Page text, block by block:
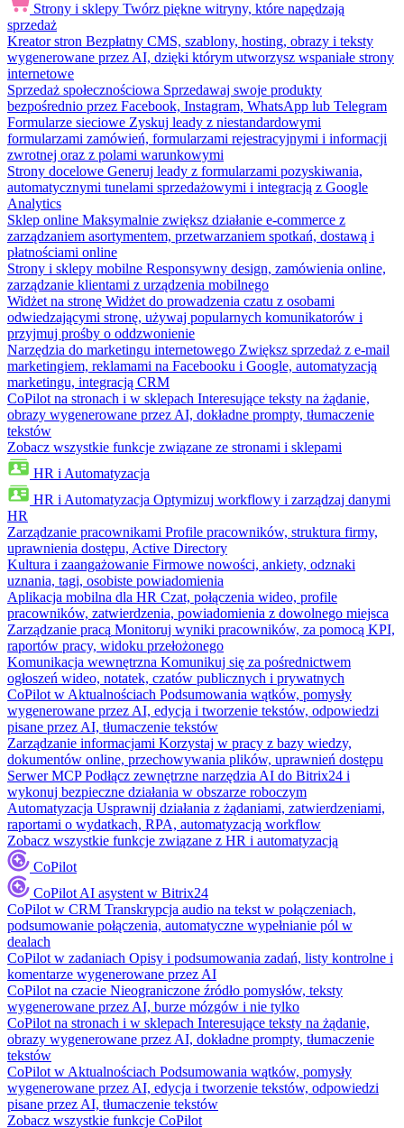
Strony i sklepy Twórz piękne witryny, które napędzają
sprzedaż
Kreator stron Bezpłatny CMS, szablony, hosting, obrazy i teksty
wygenerowane przez AI, dzięki którym utworzysz wspaniałe strony
internetowe
Sprzedaż społecznościowa Sprzedawaj swoje produkty
bezpośrednio przez Facebook, Instagram, WhatsApp lub Telegram
Formularze sieciowe Zyskuj leady z niestandardowymi
formularzami zamówień, formularzami rejestracyjnymi i informacji
zwrotnej oraz z polami warunkowymi
Strony docelowe Generuj leady z formularzami pozyskiwania,
automatycznymi tunelami sprzedażowymi i integracją z Google
Analytics
Sklep online Maksymalnie zwiększ działanie e-commerce z
zarządzaniem asortymentem, przetwarzaniem spotkań, dostawą i
płatnościami online
Strony i sklepy mobilne Responsywny design, zamówienia online,
zarządzanie klientami z urządzenia mobilnego
Widżet na stronę Widżet do prowadzenia czatu z osobami
odwiedzającymi stronę, używaj popularnych komunikatorów i
przyjmuj prośby o oddzwonienie
Narzędzia do marketingu internetowego Zwiększ sprzedaż z e-mail
marketingiem, reklamami na Facebooku i Google, automatyzacją
marketingu, integracją CRM
CoPilot na stronach i w sklepach Interesujące teksty na żądanie,
obrazy wygenerowane przez AI, dokładne prompty, tłumaczenie
tekstów
Zobacz wszystkie funkcje związane ze stronami i sklepami
HR i Automatyzacja
HR i Automatyzacja Optymizuj workflowy i zarządzaj danymi
HR
Zarządzanie pracownikami Profile pracowników, struktura firmy,
uprawnienia dostępu, Active Directory
Kultura i zaangażowanie Firmowe nowości, ankiety, odznaki
uznania, tagi, osobiste powiadomienia
Aplikacja mobilna dla HR Czat, połączenia wideo, profile
pracowników, zatwierdzenia, powiadomienia z dowolnego miejsca
Zarządzanie pracą Monitoruj wyniki pracowników, za pomocą KPI,
raportów pracy, widoku przełożonego
Komunikacja wewnętrzna Komunikuj się za pośrednictwem
ogłoszeń wideo, notatek, czatów publicznych i prywatnych
CoPilot w Aktualnościach Podsumowania wątków, pomysły
wygenerowane przez AI, edycja i tworzenie tekstów, odpowiedzi
pisane przez AI, tłumaczenie tekstów
Zarządzanie informacjami Korzystaj w pracy z bazy wiedzy,
dokumentów online, przechowywania plików, uprawnień dostępu
Serwer MCP Podłącz zewnętrzne narzędzia AI do Bitrix24 i
wykonuj bezpieczne działania w obszarze roboczym
Automatyzacja Usprawnij działania z żądaniami, zatwierdzeniami,
raportami o wydatkach, RPA, automatyzacją workflow
Zobacz wszystkie funkcje związane z HR i automatyzacją
CoPilot
CoPilot AI asystent w Bitrix24
CoPilot w CRM Transkrypcja audio na tekst w połączeniach,
podsumowanie połączenia, automatyczne wypełnianie pól w
dealach
CoPilot w zadaniach Opisy i podsumowania zadań, listy kontrolne i
komentarze wygenerowane przez AI
CoPilot na czacie Nieograniczone źródło pomysłów, teksty
wygenerowane przez AI, burze mózgów i nie tylko
CoPilot na stronach i w sklepach Interesujące teksty na żądanie,
obrazy wygenerowane przez AI, dokładne prompty, tłumaczenie
tekstów
CoPilot w Aktualnościach Podsumowania wątków, pomysły
wygenerowane przez AI, edycja i tworzenie tekstów, odpowiedzi
pisane przez AI, tłumaczenie tekstów
Zobacz wszystkie funkcje CoPilot